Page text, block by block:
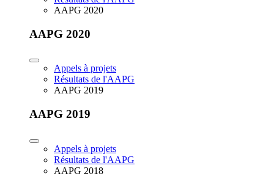
AAPG 2020
AAPG 2020
Appels à projets
Résultats de l'AAPG
AAPG 2019
AAPG 2019
Appels à projets
Résultats de l'AAPG
AAPG 2018